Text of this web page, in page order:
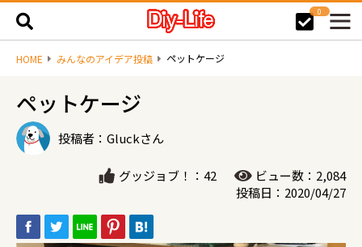
0
HOME みんなのアイデア投稿 ペットケージ
ペットケージ
投稿者：Gluckさん
グッジョブ！：42
ビュー数：2,084
投稿日：2020/04/27